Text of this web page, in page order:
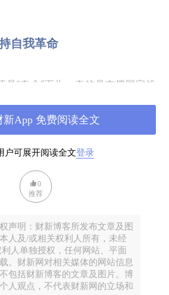
自我革命
是“奉命”而为，奉的是支撑国家战
依靠时代和开放红利，实现了快
并跑领跑的历史任务，面对百年
面对经济增长进入平缓期的资源
己的服务中国式现代化、创建一
把改革作为扩张学科领地、争取资
效率往往不高。所以，一定要避
把改革重心放到结构性、内生性
实现提质增效的内涵发展，增强持
户可展开阅读全文登录
新App 免费阅读全文
0
推荐
明：财新博客所发布文章及图
人及/或相关权利人所有，未经
人单独授权，任何网站、平面
。财新网对相关媒体的网站信息
包括财新博客的文章及图片。博
人观点，不代表财新网的立场和